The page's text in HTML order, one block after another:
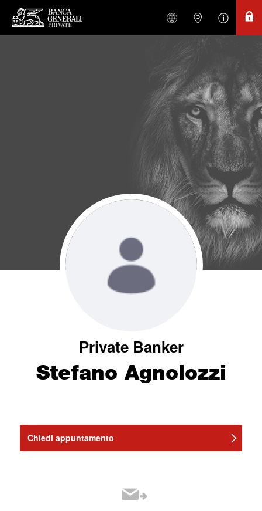
Private Banker
Stefano Agnolozzi
Chiedi appuntamento